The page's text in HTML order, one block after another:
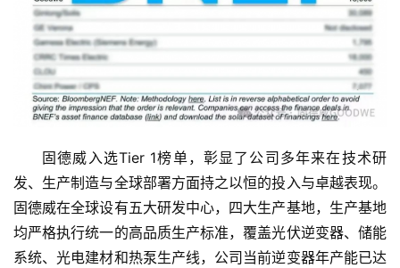
消
费
生
活
固德威入选Tier 1榜单，彰显了公司多年来在技术研
发、生产制造与全球部署方面持之以恒的投入与卓越表现。
固德威在全球设有五大研发中心，四大生产基地，生产基地
均严格执行统一的高品质生产标准，覆盖光伏逆变器、储能
系统、光电建材和热泵生产线，公司当前逆变器年产能已达